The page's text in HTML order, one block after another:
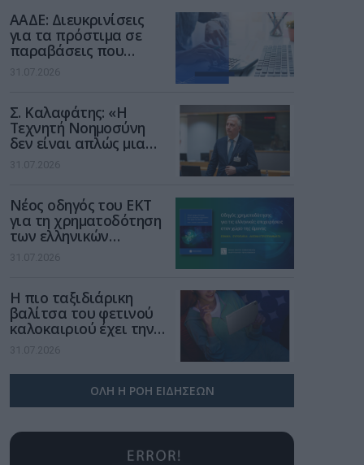
ΑΑΔΕ: Διευκρινίσεις
για τα πρόστιμα σε
παραβάσεις που
αφορούν τους ΦΗΜ
31.07.2026
Σ. Καλαφάτης: «Η
Τεχνητή Νοημοσύνη
δεν είναι απλώς μια
νέα τεχνολογία, είναι
μια νέα βιομηχανική
31.07.2026
Νέος οδηγός του ΕΚΤ
για τη χρηματοδότηση
των ελληνικών
επιχειρήσεων στον
χώρο της άμυνας
31.07.2026
Η πιο ταξιδιάρικη
βαλίτσα του φετινού
καλοκαιριού έχει την
υπογραφή της Xiaomi
31.07.2026
ΟΛΗ Η ΡΟΗ ΕΙΔΗΣΕΩΝ